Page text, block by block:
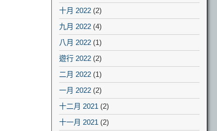
十月 2022 (2)
九月 2022 (4)
八月 2022 (1)
遊行 2022 (2)
二月 2022 (1)
一月 2022 (2)
十二月 2021 (2)
十一月 2021 (2)